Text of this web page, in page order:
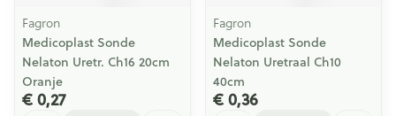
Fagron
Medicoplast Sonde
Nelaton Uretr. Ch16 20cm
Oranje
€ 0,27
Fagron
Medicoplast Sonde
Nelaton Uretraal Ch10
40cm
€ 0,36